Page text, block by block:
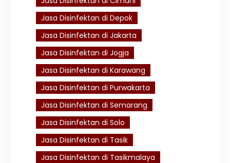
Jasa Disinfektan di Depok
Jasa Disinfektan di Jakarta
Jasa Disinfektan di Jogja
Jasa Disinfektan di Karawang
Jasa Disinfektan di Purwakarta
Jasa Disinfektan di Semarang
Jasa Disinfektan di Solo
Jasa Disinfektan di Tasik
Jasa Disinfektan di Tasikmalaya